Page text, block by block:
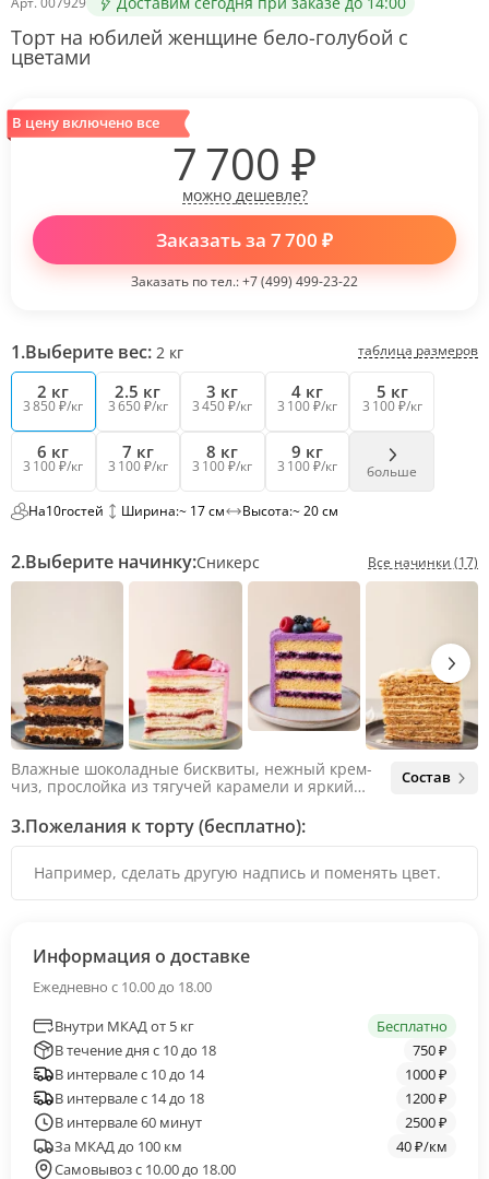
Торт на юбилей женщине бело-голубой с
цветами
1.Выберите вес: 2 кг таблица размеров
2 кг
3 850 ₽/кг
2.5 кг
3 650 ₽/кг
3 кг
3 450 ₽/кг
4 кг
3 100 ₽/кг
5 кг
3 100 ₽/кг
6 кг
3 100 ₽/кг
7 кг
3 100 ₽/кг
8 кг
3 100 ₽/кг
9 кг
3 100 ₽/кг больше
На10гостей Ширина:~ 17 см Высота:~ 20 см
2.Выберите начинку:Сникерс Все начинки (17)
Влажные шоколадные бисквиты, нежный крем-
чиз, прослойка из тягучей карамели и яркий
яркий вкус шоколада и тягучей карамели, не
оставляя ни единого шанса остаться
Состав
3.Пожелания к торту (бесплатно):
В цену включено все
7 700 ₽
можно дешевле?
Заказать за 7 700 ₽
Заказать по тел.:+7 (499) 499-23-22
Информация о доставке
Ежедневно с 10.00 до 18.00
Внутри МКАД от 5 кг
Бесплатно
В течение дня с 10 до 18
750 ₽
В интервале с 10 до 14
1000 ₽
В интервале с 14 до 18
1200 ₽
В интервале 60 минут
2500 ₽
За МКАД до 100 км
40 ₽/км
Самовывоз с 10.00 до 18.00